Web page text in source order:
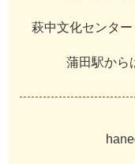
萩中文化センタ
蒲田駅からは